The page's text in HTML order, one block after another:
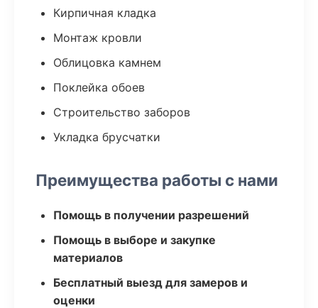
Кирпичная кладка
Монтаж кровли
Облицовка камнем
Поклейка обоев
Строительство заборов
Укладка брусчатки
Преимущества работы с нами
Помощь в получении разрешений
Помощь в выборе и закупке
материалов
Бесплатный выезд для замеров и
оценки